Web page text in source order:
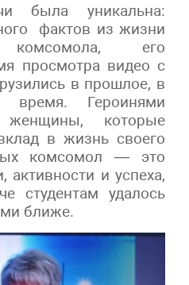
была уникальна:
фактов из жизни
комсомола, его
просмотра видео с
в прошлое, в
время. Героинями
которые
в жизнь своего
комсомол — это
активности и успеха,
студентам удалось
ближе.